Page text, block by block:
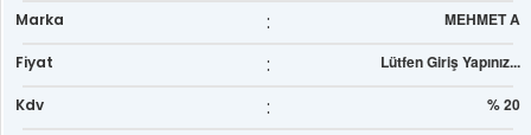
Marka : MEHMET A
Fiyat : Lütfen Giriş Yapınız...
Kdv : % 20